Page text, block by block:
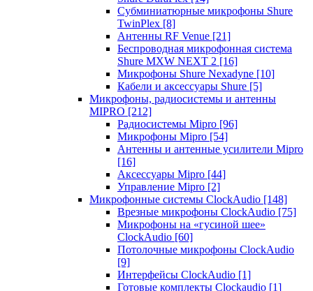
Субминиатюрные микрофоны Shure
TwinPlex [8]
Антенны RF Venue [21]
Беспроводная микрофонная система
Shure MXW NEXT 2 [16]
Микрофоны Shure Nexadyne [10]
Кабели и аксессуары Shure [5]
Микрофоны, радиосистемы и антенны
MIPRO [212]
Радиосистемы Mipro [96]
Микрофоны Mipro [54]
Антенны и антенные усилители Mipro
[16]
Аксессуары Mipro [44]
Управление Mipro [2]
Микрофонные системы ClockAudio [148]
Врезные микрофоны ClockAudio [75]
Микрофоны на «гусиной шее»
ClockAudio [60]
Потолочные микрофоны ClockAudio
[9]
Интерфейсы ClockAudio [1]
Готовые комплекты Clockaudio [1]